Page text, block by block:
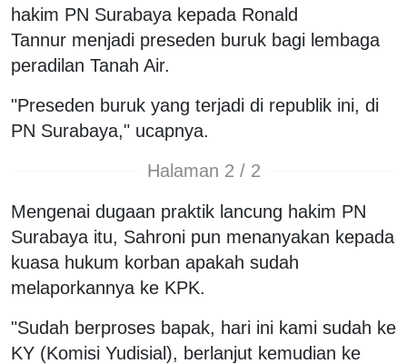
hakim PN Surabaya kepada Ronald
Tannur menjadi preseden buruk bagi lembaga
peradilan Tanah Air.
"Preseden buruk yang terjadi di republik ini, di
PN Surabaya," ucapnya.
Halaman 2 / 2
Mengenai dugaan praktik lancung hakim PN
Surabaya itu, Sahroni pun menanyakan kepada
kuasa hukum korban apakah sudah
melaporkannya ke KPK.
"Sudah berproses bapak, hari ini kami sudah ke
KY (Komisi Yudisial), berlanjut kemudian ke